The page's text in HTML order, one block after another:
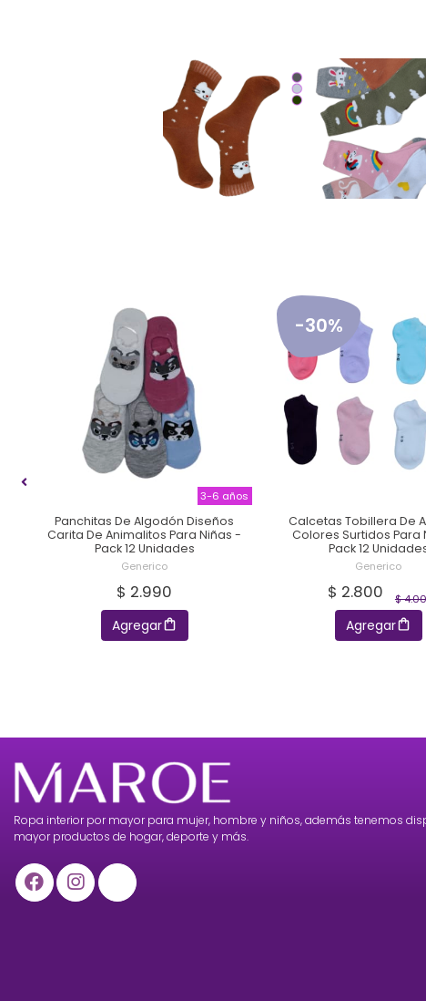
3-6 años
Panchitas De Algodón Diseños
Carita De Animalitos Para Niñas -
Pack 12 Unidades
Generico
$ 2.990
Agregar
-30%
Calcetas Tobillera De
Colores Surtidos Para
Pack 12
Generico
$
$ 2.800
Agregar
Ropa interior por mayor para mujer, hombre y niños, además tenemos
mayor productos de hogar, deporte y más.